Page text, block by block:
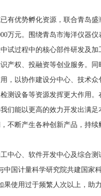
优势孵化资源，联合青岛盛
万元。围绕青岛市海洋仪器仪
试过程中的核心部件研发及加
产权、投融资等创业服务。同
，以协作建设分中心、技术众
测设备等资源发挥更大作用。
们能以更高的效力开发出满足
不断产生各种创新产品，持续
中心、软件开发中心及综合测
中国计量科学研究院共建国家
果使用过于频繁人次以上，助